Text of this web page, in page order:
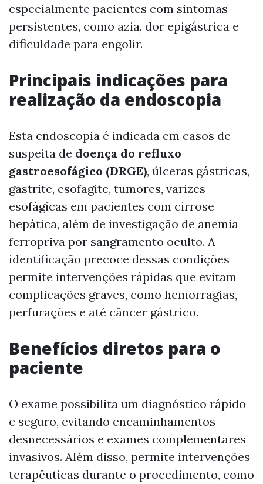
especialmente pacientes com sintomas
persistentes, como azia, dor epigástrica e
dificuldade para engolir.
Principais indicações para
realização da endoscopia
Esta endoscopia é indicada em casos de
suspeita de doença do refluxo
gastroesofágico (DRGE), úlceras gástricas,
gastrite, esofagite, tumores, varizes
esofágicas em pacientes com cirrose
hepática, além de investigação de anemia
ferropriva por sangramento oculto. A
identificação precoce dessas condições
permite intervenções rápidas que evitam
complicações graves, como hemorragias,
perfurações e até câncer gástrico.
Benefícios diretos para o
paciente
O exame possibilita um diagnóstico rápido
e seguro, evitando encaminhamentos
desnecessários e exames complementares
invasivos. Além disso, permite intervenções
terapêuticas durante o procedimento, como